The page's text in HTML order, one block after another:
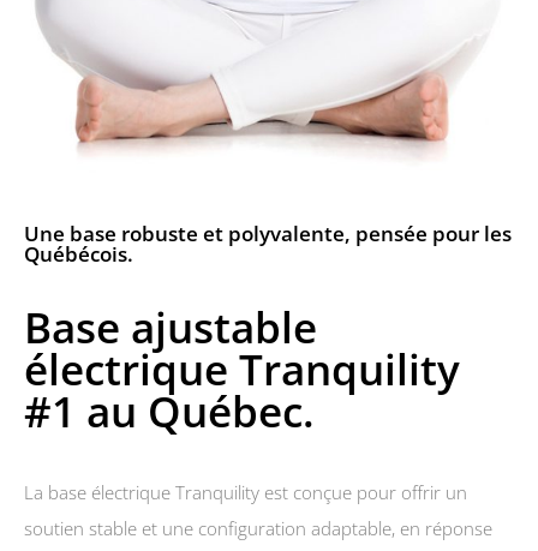
Une base robuste et polyvalente, pensée pour les
Québécois.
Base ajustable
électrique Tranquility
#1 au Québec.
La base électrique Tranquility est conçue pour offrir un
soutien stable et une configuration adaptable, en réponse